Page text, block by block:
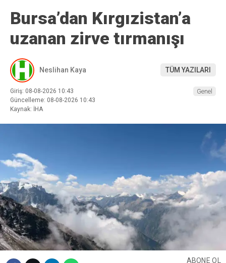
Bursa’dan Kırgızistan’a
uzanan zirve tırmanışı
Neslihan Kaya TÜM YAZILARI
Giriş: 08-08-2026 10:43
Güncelleme: 08-08-2026 10:43
Kaynak: İHA
Genel
ABONE OL